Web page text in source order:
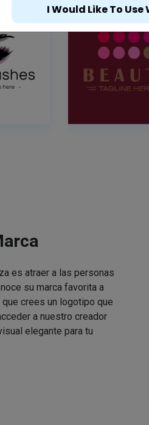
es atraer a las personas
su marca favorita a
crees un logotipo que
a nuestro creador
elegante para tu
I Would Like To Use